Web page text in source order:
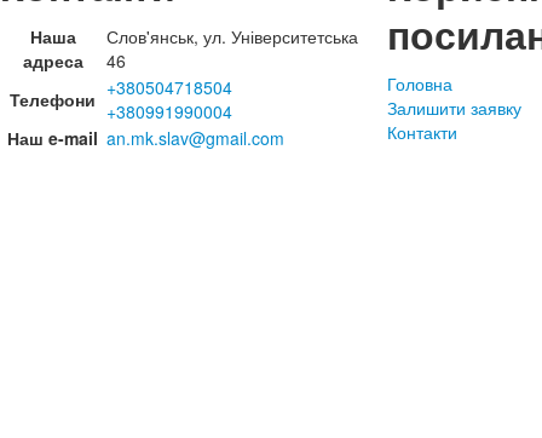
Наша
адреса
Слов'янськ, ул. Університетська
46
Телефони +380504718504
+380991990004
Наш e-mail an.mk.slav@gmail.com
Головна
Залишити заявку
Контакти